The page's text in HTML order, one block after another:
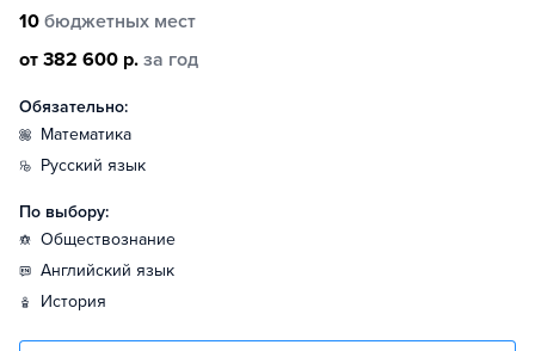
10 бюджетных мест
от 382 600 р. за год
Обязательно:
математика
русский язык
По выбору:
обществознание
английский язык
история